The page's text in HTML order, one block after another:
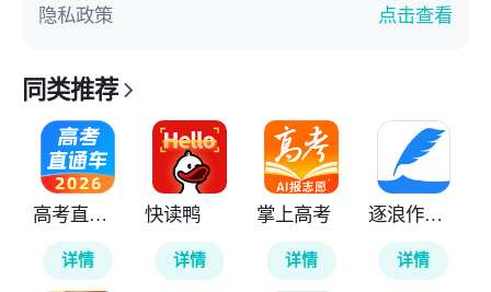
隐私政策
点击查看
同类推荐
高考直通车
详情
快读鸭
详情
掌上高考
详情
逐浪作家助手
详情